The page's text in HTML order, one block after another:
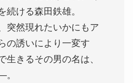
続ける森田鉄雄。
突然現れたいかにもア
の誘いにより一変す
生きるその男の名は、
。